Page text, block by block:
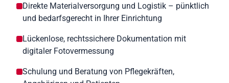
Direkte Materialversorgung und Logistik – pünktlich
und bedarfsgerecht in Ihrer Einrichtung
Lückenlose, rechtssichere Dokumentation mit
digitaler Fotovermessung
Schulung und Beratung von Pflegekräften,